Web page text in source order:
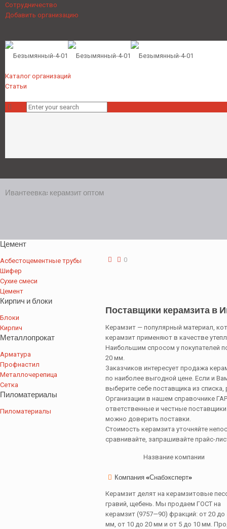
Сотрудничество
Добавить организацию
Каталог организаций
Статьи
Ивантеевка: керамзит оптом
0
Поставщики керамзита в
Керамзит — популярный материал,
керамзит применяют в качестве
Наибольшим спросом у покупателей
20 мм.
Заказчиков интересует продажа
по наиболее выгодной цене. Если и
выберите себе поставщика из
Организации в нашем справочнике
ответственные и честные
можно доверить поставки.
Стоимость керамзита уточняйте
сравнивайте, запрашивайте прайс-
Название компании
Компания «Снабэксперт»
Керамзит делят на керамзитовые
гравий, щебень. Мы продаем ГОСТ на
керамзит (9757—90) фракций: от 20 до
мм, от 10 до 20 мм и от 5 до 10 мм.
Цемент
Асбестоцементные трубы
Шифер
Сухие смеси
Цемент
Кирпич и блоки
Блоки
Кирпич
Металлопрокат
Арматура
Профнастил
Металлочерепица
Сетка
Пиломатериалы
Пиломатериалы